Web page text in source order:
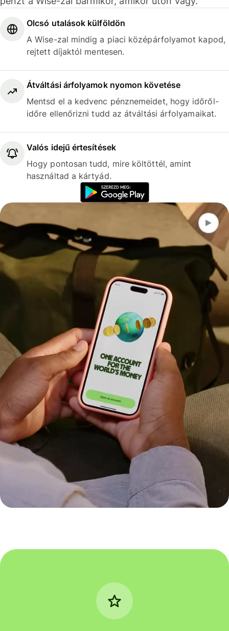
Olcsó utalások külföldön
A Wise-zal mindig a piaci középárfolyamot kapod,
rejtett díjaktól mentesen.
Átváltási árfolyamok nyomon követése
Mentsd el a kedvenc pénznemeidet, hogy időről-
időre ellenőrizni tudd az átváltási árfolyamaikat.
Valós idejű értesítések
Hogy pontosan tudd, mire költöttél, amint
használtad a kártyád.